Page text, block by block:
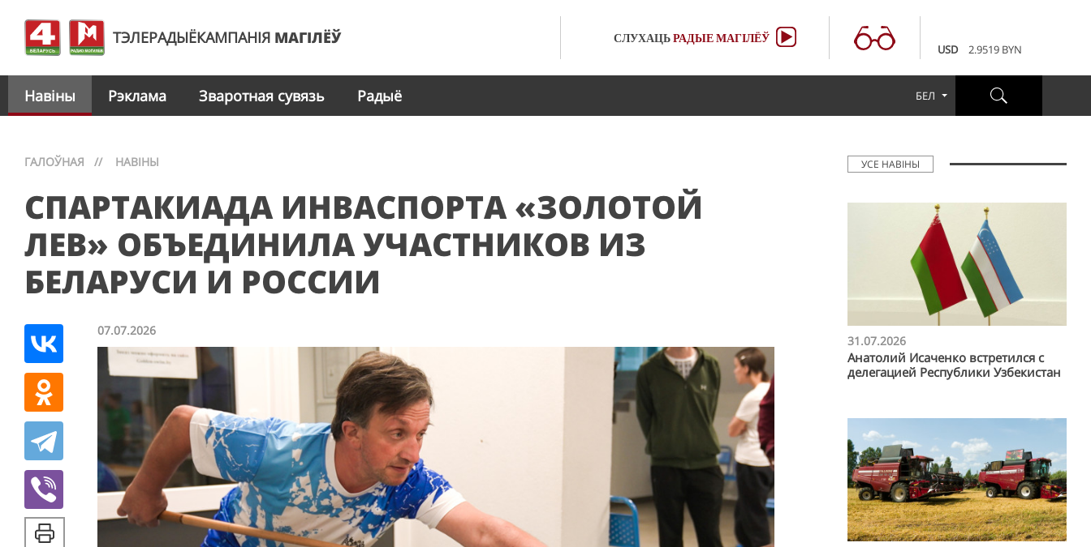
ТЭЛЕРАДЫЁКАМПАНІЯ МАГІЛЁЎ СЛУХАЦЬРАДЫЕМАГІЛЁЎ
USD
2.9519 BYN
3.4231 BYN
2.9519 BYN
Навіны Рэклама Зваротная сувязь Радыё БЕЛ
ГАЛОЎНАЯ // НАВІНЫ
СПАРТАКИАДА ИНВАСПОРТА «ЗОЛОТОЙ
ЛЕВ» ОБЪЕДИНИЛА УЧАСТНИКОВ ИЗ
БЕЛАРУСИ И РОССИИ
07.07.2026
УСЕ НАВІНЫ
31.07.2026
Анатолий Исаченко встретился с
делегацией Республики Узбекистан